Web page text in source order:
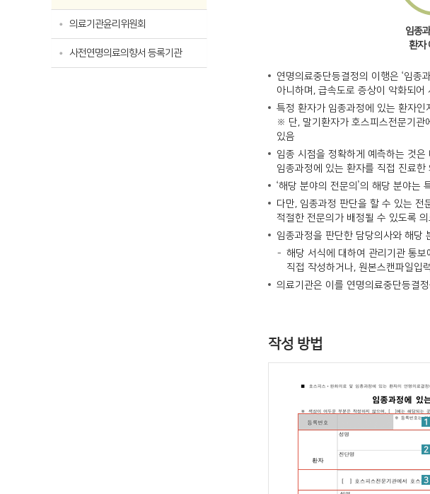
의료기관윤리위원회
사전연명의료의향서 등록기관
임종
환자
연명의료중단등결정의 이행은 ‘임종
아니하며, 급속도로 증상이 악화되
특정 환자가 임종과정에 있는 환자
※ 단, 말기환자가 호스피스전문기관
있음
임종 시점을 정확하게 예측하는 것
임종과정에 있는 환자를 직접 진료
‘해당 분야의 전문의’의 해당 분야
다만, 임종과정 판단을 할 수 있는 전
적절한 전문의가 배정될 수 있도록
임종과정을 판단한 담당의사와 해당
해당 서식에 대하여 관리기관 통
직접 작성하거나, 원본스캔파일입
의료기관은 이를 연명의료중단등결
작성 방법